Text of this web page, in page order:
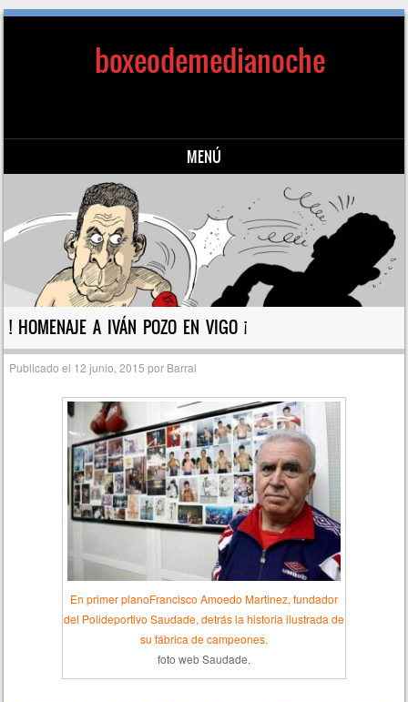
boxeodemedianoche
MENÚ
Saltar al contenido
! HOMENAJE A IVÁN POZO EN VIGO ¡
Publicado el 12 junio, 2015 por Barral
En primer planoFrancisco Amoedo Martinez, fundador
del Polideportivo Saudade, detrás la historia ilustrada de
su fábrica de campeones.
foto web Saudade.